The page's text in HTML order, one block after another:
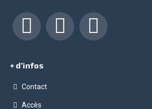
Facebook LinkedIn Instagram
+ d’infos
Contact
Accès